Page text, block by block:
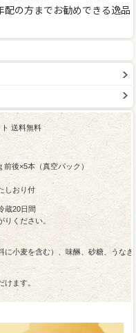
の方までお勧めできる逸品
送料無料
後×5本（真空パック）
しおり付
蔵20日間
りください。
に小麦を含む）、味醂、砂糖、うなぎ
けます。